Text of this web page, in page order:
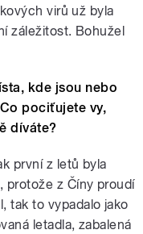
virů už byla
záležitost. Bohužel
kde jsou nebo
pociťujete vy,
díváte?
první z letů byla
protože z Číny proudí
tak to vypadalo jako
letadla, zabalená